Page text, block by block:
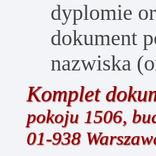
dyplomie
dokument
nazwiska
Komplet
pokoju 1506,
01-938